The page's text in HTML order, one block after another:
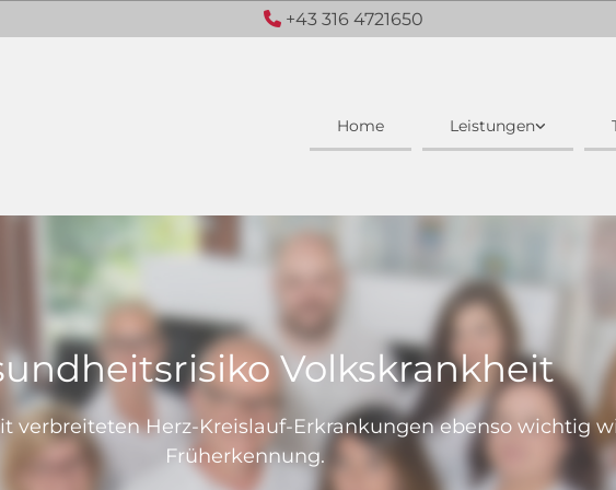
 +43 316 4721650
Home Leistungen
Volkskrankheit
verbreiteten Herz-Kreislauf-Erkrankungen ebenso wichtig
Früherkennung.